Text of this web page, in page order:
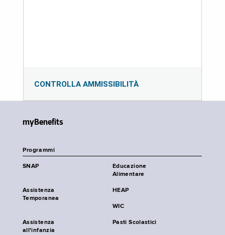
CONTROLLA AMMISSIBILITÀ
myBenefits
Programmi
SNAP
Educazione
Alimentare
Assistenza
Temporanea
HEAP
WIC
Assistenza
all'infanzia
Pasti Scolastici